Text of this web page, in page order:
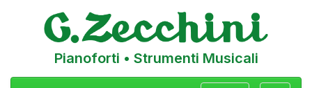
Pianoforti • Strumenti Musicali